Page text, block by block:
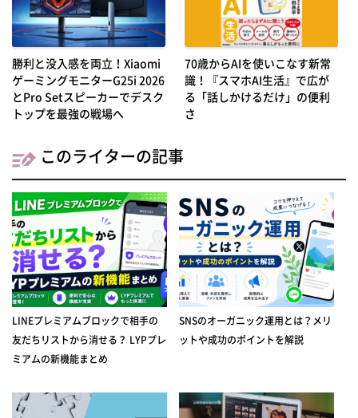
勝利と没入感を両立！Xiaomi
ゲーミングモニターG25i 2026
とPro Setスピーカーでデスク
トップを最強の戦場へ
70歳からAIを使いこなす新常
識！『スマホAI生活』で広が
る「話しかけるだけ」の便利
さ
このライターの記事
LINEプレミアムブロックで相手の
友だちリストから消せる？ LYPプレ
ミアムの新機能まとめ
SNSのオーガニック運用とは？メリ
ットや成功のポイントを解説